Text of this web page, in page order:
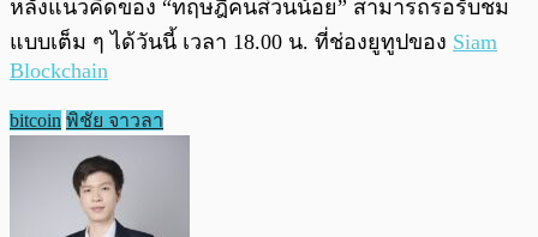
หลังแนวคิดของ “ทฤษฎีคนส่วนน้อย” สามารถรอรับชม
แบบเต็ม ๆ ได้วันนี้ เวลา 18.00 น. ที่ช่องยูทูปของ Siam
Blockchain
bitcoin พิชัย จาวลา